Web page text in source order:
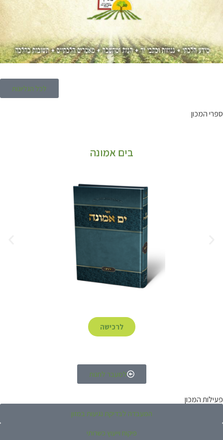
לכל הגליונות
ספרי המכון
בים אמונה
לרכישה
למעבר לחנות
פעילות המכון
המעבדה לבדיקת נגיעות במזון
פיקוח וייעוץ כשרותי